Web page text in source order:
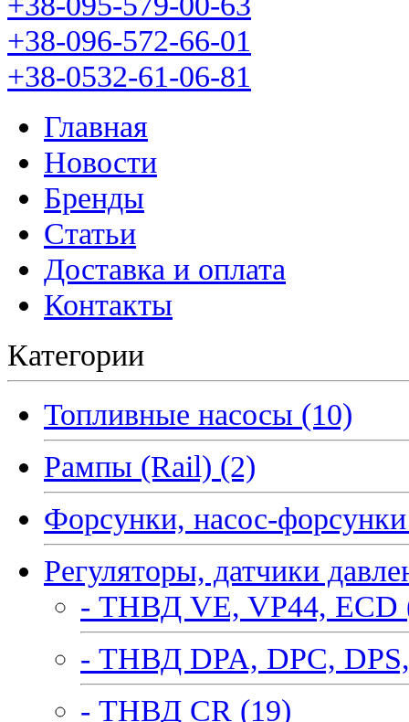
+38-096-572-66-01
+38-0532-61-06-81
Главная
Новости
Бренды
Статьи
Доставка и оплата
Контакты
Категории
Топливные насосы (10)
Рампы (Rail) (2)
Форсунки, насос-
Регуляторы, датчики
- ТНВД VE, VP44, ECD
- ТНВД DPA, DPC,
- ТНВД CR (19)